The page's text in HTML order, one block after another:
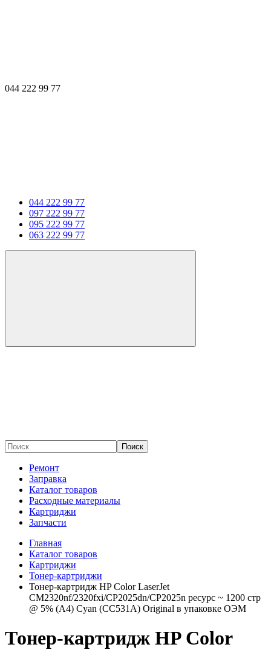
044 222 99 77
044 222 99 77
097 222 99 77
095 222 99 77
063 222 99 77
Поиск
Ремонт
Заправка
Каталог товаров
Расходные материалы
Картриджи
Запчасти
Главная
Каталог товаров
Картриджи
Тонер-картриджи
Тонер-картридж HP Color LaserJet
CM2320nf/2320fxi/CP2025dn/CP2025n ресурс ~ 1200 стр
@ 5% (A4) Cyan (CC531A) Original в упаковке ОЭМ
Тонер-картридж HP Color